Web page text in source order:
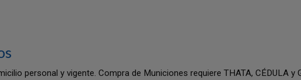
personal y vigente. Compra de Municiones requiere THATA, CÉDULA y